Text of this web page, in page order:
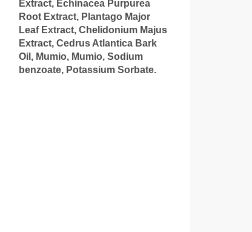
Extract, Echinacea Purpurea
Root Extract, Plantago Major
Leaf Extract, Chelidonium Majus
Extract, Cedrus Atlantica Bark
Oil, Mumio, Mumio, Sodium
benzoate, Potassium Sorbate.